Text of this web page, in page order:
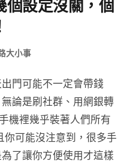
個設定沒關，個
大小事
門可能不一定會帶錢
論是刷社群、用網銀轉
機裡幾乎裝著人們所有
你可能沒注意到，很多手
了讓你方便使用才這樣